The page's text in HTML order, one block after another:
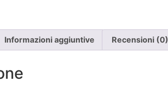
Informazioni aggiuntive Recensioni (0)